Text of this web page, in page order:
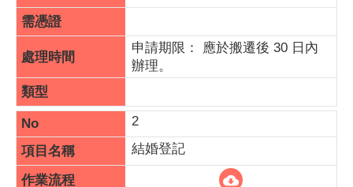
申請期限： 應於搬遷後 30 日內
辦理。
2
結婚登記